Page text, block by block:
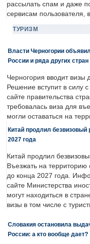
рассылать спам и даже
сервисам пользователя,
ТУРИЗМ
Власти Черногории
России и ряда других
Черногория вводит визы
Решение вступит в силу
сайте правительства
требовалась виза для
могли оставаться на
Китай продлил
2027 года
Китай продлил
Въезжать на территорию
до конца 2027 года.
сайте Министерства
могут находиться в
визы в том числе с
Словакия остановила
России: а кто вообще дает?